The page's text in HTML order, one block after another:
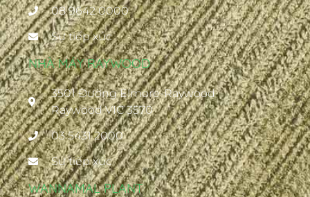
08 9642 0000
Sự tiếp xúc
NHÀ MÁY RAYWOOD
3501 Đường Elmore-Raywood
Raywood VIC 3570
03 5431 2000
Sự tiếp xúc
WANNAMAL PLANT